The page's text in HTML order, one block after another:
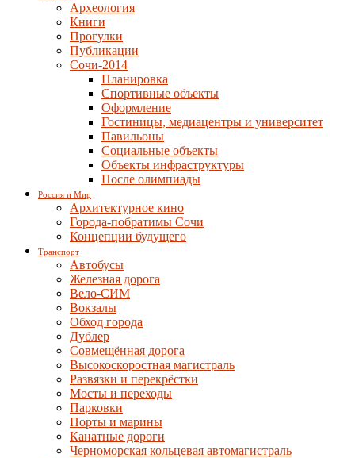
Археология
Книги
Прогулки
Публикации
Сочи-2014
Планировка
Спортивные объекты
Оформление
Гостиницы, медиацентры и университет
Павильоны
Социальные объекты
Объекты инфраструктуры
После олимпиады
Россия и Мир
Архитектурное кино
Города-побратимы Сочи
Концепции будущего
Транспорт
Автобусы
Железная дорога
Вело-СИМ
Вокзалы
Обход города
Дублер
Совмещённая дорога
Высокоскоростная магистраль
Развязки и перекрёстки
Мосты и переходы
Парковки
Порты и марины
Канатные дороги
Черноморская кольцевая автомагистраль